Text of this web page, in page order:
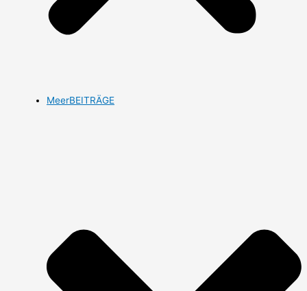
MeerBEITRÄGE